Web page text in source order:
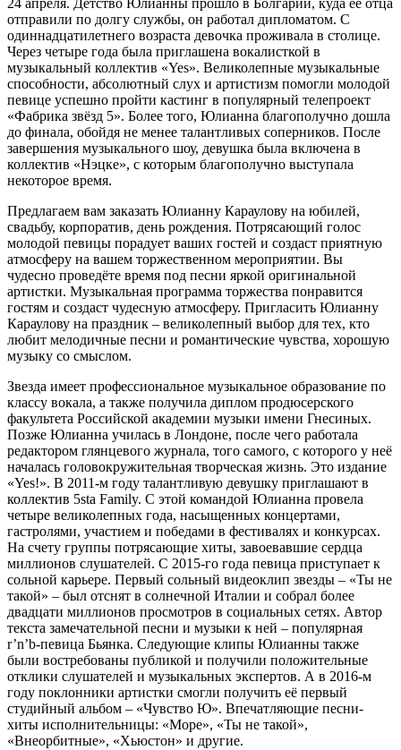
24 апреля. Детство Юлианны прошло в Болгарии, куда её отца
отправили по долгу службы, он работал дипломатом. С
одиннадцатилетнего возраста девочка проживала в столице.
Через четыре года была приглашена вокалисткой в
музыкальный коллектив «Yes». Великолепные музыкальные
способности, абсолютный слух и артистизм помогли молодой
певице успешно пройти кастинг в популярный телепроект
«Фабрика звёзд 5». Более того, Юлианна благополучно дошла
до финала, обойдя не менее талантливых соперников. После
завершения музыкального шоу, девушка была включена в
коллектив «Нэцке», с которым благополучно выступала
некоторое время.
Предлагаем вам заказать Юлианну Караулову на юбилей,
свадьбу, корпоратив, день рождения. Потрясающий голос
молодой певицы порадует ваших гостей и создаст приятную
атмосферу на вашем торжественном мероприятии. Вы
чудесно проведёте время под песни яркой оригинальной
артистки. Музыкальная программа торжества понравится
гостям и создаст чудесную атмосферу. Пригласить Юлианну
Караулову на праздник – великолепный выбор для тех, кто
любит мелодичные песни и романтические чувства, хорошую
музыку со смыслом.
Звезда имеет профессиональное музыкальное образование по
классу вокала, а также получила диплом продюсерского
факультета Российской академии музыки имени Гнесиных.
Позже Юлианна училась в Лондоне, после чего работала
редактором глянцевого журнала, того самого, с которого у неё
началась головокружительная творческая жизнь. Это издание
«Yes!». В 2011-м году талантливую девушку приглашают в
коллектив 5sta Family. С этой командой Юлианна провела
четыре великолепных года, насыщенных концертами,
гастролями, участием и победами в фестивалях и конкурсах.
На счету группы потрясающие хиты, завоевавшие сердца
миллионов слушателей. С 2015-го года певица приступает к
сольной карьере. Первый сольный видеоклип звезды – «Ты не
такой» – был отснят в солнечной Италии и собрал более
двадцати миллионов просмотров в социальных сетях. Автор
текста замечательной песни и музыки к ней – популярная
r’n’b-певица Бьянка. Следующие клипы Юлианны также
были востребованы публикой и получили положительные
отклики слушателей и музыкальных экспертов. А в 2016-м
году поклонники артистки смогли получить её первый
студийный альбом – «Чувство Ю». Впечатляющие песни-
хиты исполнительницы: «Море», «Ты не такой»,
«Внеорбитные», «Хьюстон» и другие.